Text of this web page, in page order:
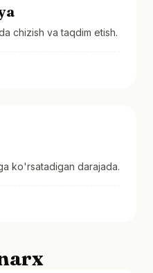
chizish va taqdim etish.
ko'rsatadigan darajada.